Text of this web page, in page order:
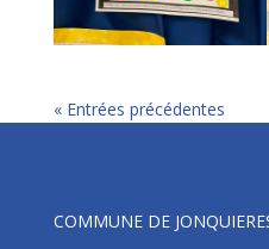
« Entrées précédentes
COMMUNE DE